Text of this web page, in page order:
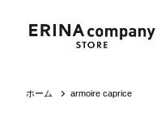
ホーム armoire caprice